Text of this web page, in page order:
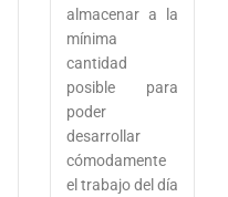
almacenar a la
mínima
cantidad
posible para
poder
desarrollar
cómodamente
el trabajo del día